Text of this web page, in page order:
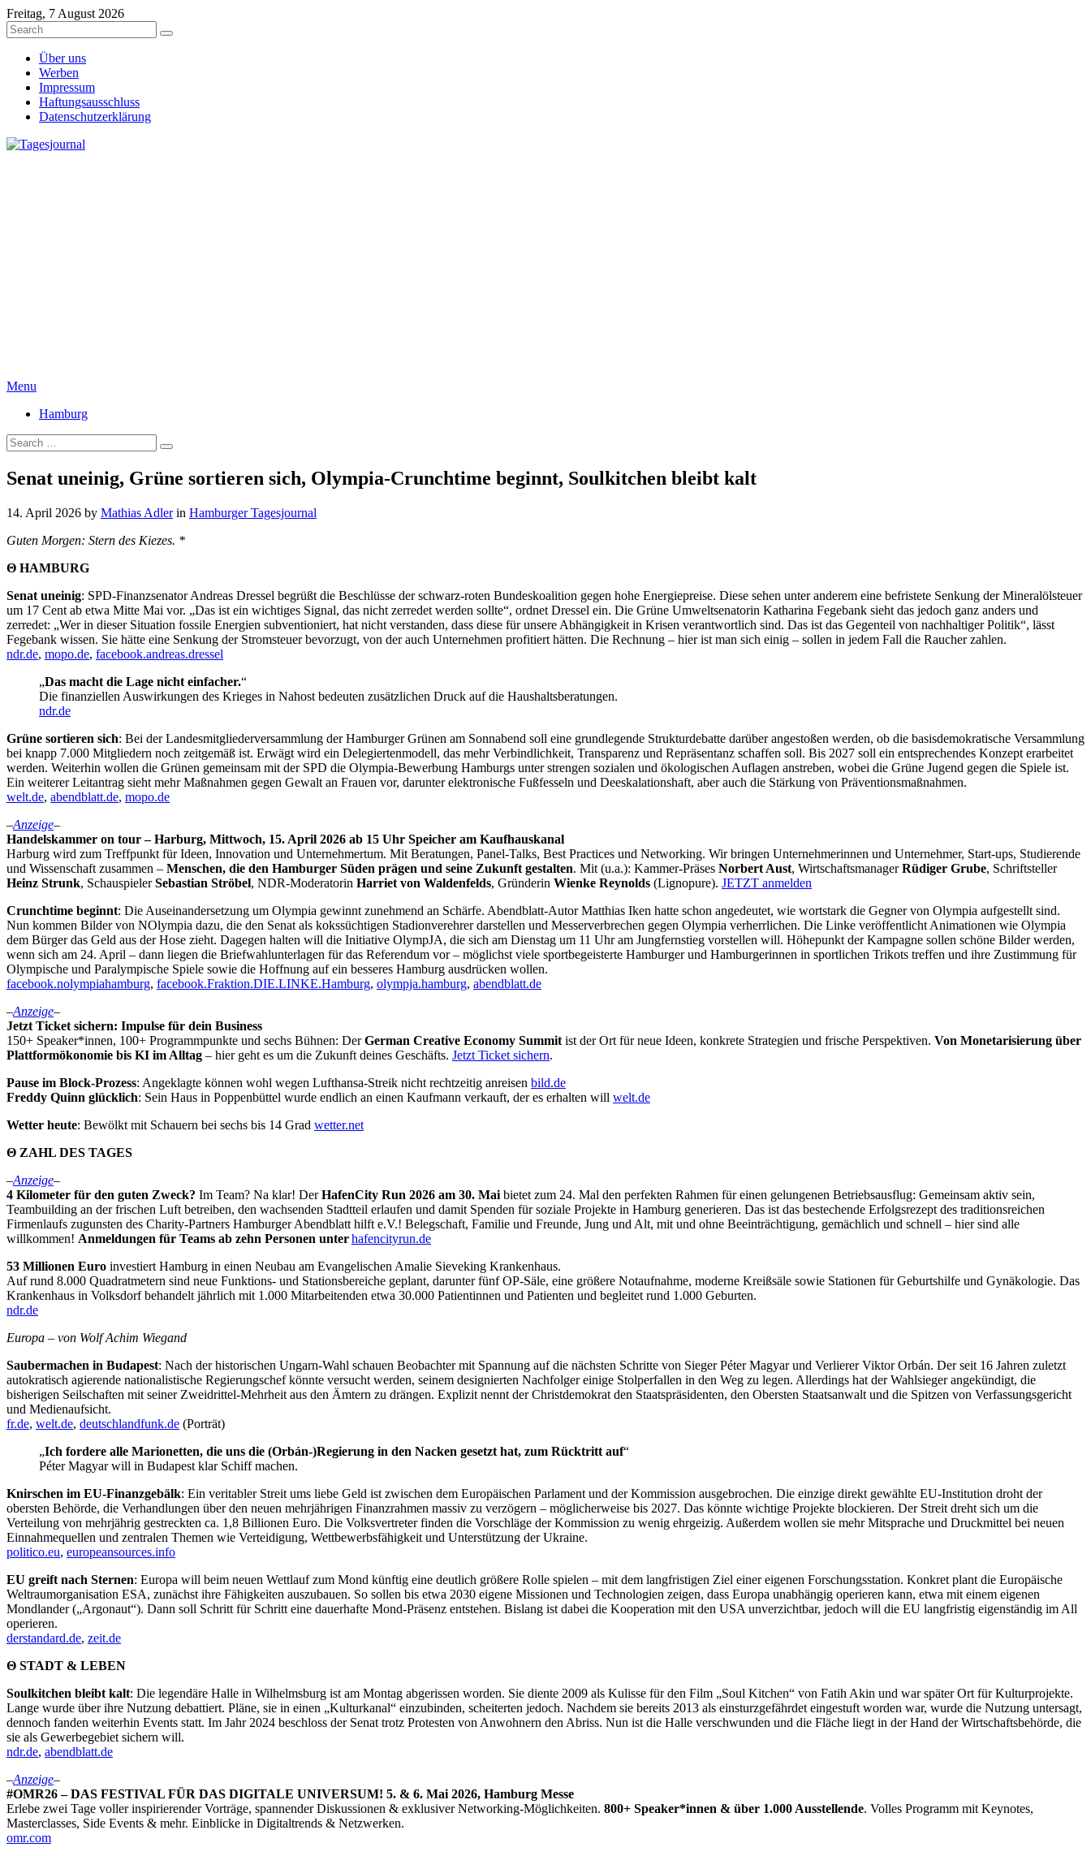
Freitag, 7 August 2026
Über uns
Werben
Impressum
Haftungsausschluss
Datenschutzerklärung
Menu
Hamburg
Senat uneinig, Grüne sortieren sich, Olympia-Crunchtime beginnt, Soulkitchen bleibt kalt
14. April 2026 by Mathias Adler in Hamburger Tagesjournal
Guten Morgen: Stern des Kiezes. *
Θ HAMBURG
Senat uneinig: SPD-Finanzsenator Andreas Dressel begrüßt die Beschlüsse der schwarz-roten Bundeskoalition gegen hohe Energiepreise. Diese sehen unter anderem eine befristete Senkung der Mineralölsteuer
um 17 Cent ab etwa Mitte Mai vor. „Das ist ein wichtiges Signal, das nicht zerredet werden sollte“, ordnet Dressel ein. Die Grüne Umweltsenatorin Katharina Fegebank sieht das jedoch ganz anders und
zerredet: „Wer in dieser Situation fossile Energien subventioniert, hat nicht verstanden, dass diese für unsere Abhängigkeit in Krisen verantwortlich sind. Das ist das Gegenteil von nachhaltiger Politik“, lässt
Fegebank wissen. Sie hätte eine Senkung der Stromsteuer bevorzugt, von der auch Unternehmen profitiert hätten. Die Rechnung – hier ist man sich einig – sollen in jedem Fall die Raucher zahlen.
ndr.de, mopo.de, facebook.andreas.dressel
„Das macht die Lage nicht einfacher.“
Die finanziellen Auswirkungen des Krieges in Nahost bedeuten zusätzlichen Druck auf die Haushaltsberatungen.
ndr.de
Grüne sortieren sich: Bei der Landesmitgliederversammlung der Hamburger Grünen am Sonnabend soll eine grundlegende Strukturdebatte darüber angestoßen werden, ob die basisdemokratische Versammlung
bei knapp 7.000 Mitgliedern noch zeitgemäß ist. Erwägt wird ein Delegiertenmodell, das mehr Verbindlichkeit, Transparenz und Repräsentanz schaffen soll. Bis 2027 soll ein entsprechendes Konzept erarbeitet
werden. Weiterhin wollen die Grünen gemeinsam mit der SPD die Olympia-Bewerbung Hamburgs unter strengen sozialen und ökologischen Auflagen anstreben, wobei die Grüne Jugend gegen die Spiele ist.
Ein weiterer Leitantrag sieht mehr Maßnahmen gegen Gewalt an Frauen vor, darunter elektronische Fußfesseln und Deeskalationshaft, aber auch die Stärkung von Präventionsmaßnahmen.
welt.de, abendblatt.de, mopo.de
–Anzeige–
Handelskammer on tour – Harburg, Mittwoch, 15. April 2026 ab 15 Uhr Speicher am Kaufhauskanal
Harburg wird zum Treffpunkt für Ideen, Innovation und Unternehmertum. Mit Beratungen, Panel-Talks, Best Practices und Networking. Wir bringen Unternehmerinnen und Unternehmer, Start-ups, Studierende
und Wissenschaft zusammen – Menschen, die den Hamburger Süden prägen und seine Zukunft gestalten. Mit (u.a.): Kammer-Präses Norbert Aust, WirtschaftsmanagerRüdiger Grube, Schriftsteller
Heinz Strunk, SchauspielerSebastian Ströbel, NDR-Moderatorin Harriet von Waldenfelds, Gründerin Wienke Reynolds (Lignopure). JETZT anmelden
Crunchtime beginnt: Die Auseinandersetzung um Olympia gewinnt zunehmend an Schärfe. Abendblatt-Autor Matthias Iken hatte schon angedeutet, wie wortstark die Gegner von Olympia aufgestellt sind.
Nun kommen Bilder von NOlympia dazu, die den Senat als kokssüchtigen Stadionverehrer darstellen und Messerverbrechen gegen Olympia verherrlichen. Die Linke veröffentlicht Animationen wie Olympia
dem Bürger das Geld aus der Hose zieht. Dagegen halten will die Initiative OlympJA, die sich am Dienstag um 11 Uhr am Jungfernstieg vorstellen will. Höhepunkt der Kampagne sollen schöne Bilder werden,
wenn sich am 24. April – dann liegen die Briefwahlunterlagen für das Referendum vor – möglichst viele sportbegeisterte Hamburger und Hamburgerinnen in sportlichen Trikots treffen und ihre Zustimmung für
Olympische und Paralympische Spiele sowie die Hoffnung auf ein besseres Hamburg ausdrücken wollen.
facebook.nolympiahamburg, facebook.Fraktion.DIE.LINKE.Hamburg, olympja.hamburg, abendblatt.de
–Anzeige–
Jetzt Ticket sichern: Impulse für dein Business
150+ Speaker*innen, 100+ Programmpunkte und sechs Bühnen: DerGerman Creative Economy Summit ist der Ort für neue Ideen, konkrete Strategien und frische Perspektiven. Von Monetarisierung über
Plattformökonomie bis KI im Alltag – hier geht es um die Zukunft deines Geschäfts. Jetzt Ticket sichern.
Pause im Block-Prozess: Angeklagte können wohl wegen Lufthansa-Streik nicht rechtzeitig anreisen bild.de
Freddy Quinn glücklich: Sein Haus in Poppenbüttel wurde endlich an einen Kaufmann verkauft, der es erhalten will welt.de
Wetter heute: Bewölkt mit Schauern bei sechs bis 14 Grad wetter.net
Θ ZAHL DES TAGES
–Anzeige–
4 Kilometer für den guten Zweck? Im Team? Na klar! DerHafenCity Run 2026 am 30. Mai bietet zum 24. Mal den perfekten Rahmen für einen gelungenen Betriebsausflug: Gemeinsam aktiv sein,
Teambuilding an der frischen Luft betreiben, den wachsenden Stadtteil erlaufen und damit Spenden für soziale Projekte in Hamburg generieren. Das ist das bestechende Erfolgsrezept des traditionsreichen
Firmenlaufs zugunsten des Charity-Partners Hamburger Abendblatt hilft e.V.! Belegschaft, Familie und Freunde, Jung und Alt, mit und ohne Beeinträchtigung, gemächlich und schnell – hier sind alle
willkommen! Anmeldungen für Teams ab zehn Personen unterhafencityrun.de
53 Millionen Euro investiert Hamburg in einen Neubau am Evangelischen Amalie Sieveking Krankenhaus.
Auf rund 8.000 Quadratmetern sind neue Funktions- und Stationsbereiche geplant, darunter fünf OP-Säle, eine größere Notaufnahme, moderne Kreißsäle sowie Stationen für Geburtshilfe und Gynäkologie. Das
Krankenhaus in Volksdorf behandelt jährlich mit 1.000 Mitarbeitenden etwa 30.000 Patientinnen und Patienten und begleitet rund 1.000 Geburten.
ndr.de
Europa – von Wolf Achim Wiegand
Saubermachen in Budapest: Nach der historischen Ungarn-Wahl schauen Beobachter mit Spannung auf die nächsten Schritte von Sieger Péter Magyar und Verlierer Viktor Orbán. Der seit 16 Jahren zuletzt
autokratisch agierende nationalistische Regierungschef könnte versucht werden, seinem designierten Nachfolger einige Stolperfallen in den Weg zu legen. Allerdings hat der Wahlsieger angekündigt, die
bisherigen Seilschaften mit seiner Zweidrittel-Mehrheit aus den Ämtern zu drängen. Explizit nennt der Christdemokrat den Staatspräsidenten, den Obersten Staatsanwalt und die Spitzen von Verfassungsgericht
und Medienaufsicht.
fr.de, welt.de, deutschlandfunk.de (Porträt)
„Ich fordere alle Marionetten, die uns die (Orbán-)Regierung in den Nacken gesetzt hat, zum Rücktritt auf“
Péter Magyar will in Budapest klar Schiff machen.
Knirschen im EU-Finanzgebälk: Ein veritabler Streit ums liebe Geld ist zwischen dem Europäischen Parlament und der Kommission ausgebrochen. Die einzige direkt gewählte EU-Institution droht der
obersten Behörde, die Verhandlungen über den neuen mehrjährigen Finanzrahmen massiv zu verzögern – möglicherweise bis 2027. Das könnte wichtige Projekte blockieren. Der Streit dreht sich um die
Verteilung von mehrjährig gestreckten ca. 1,8 Billionen Euro. Die Volksvertreter finden die Vorschläge der Kommission zu wenig ehrgeizig. Außerdem wollen sie mehr Mitsprache und Druckmittel bei neuen
Einnahmequellen und zentralen Themen wie Verteidigung, Wettbewerbsfähigkeit und Unterstützung der Ukraine.
politico.eu, europeansources.info
EU greift nach Sternen: Europa will beim neuen Wettlauf zum Mond künftig eine deutlich größere Rolle spielen – mit dem langfristigen Ziel einer eigenen Forschungsstation. Konkret plant die Europäische
Weltraumorganisation ESA, zunächst ihre Fähigkeiten auszubauen. So sollen bis etwa 2030 eigene Missionen und Technologien zeigen, dass Europa unabhängig operieren kann, etwa mit einem eigenen
Mondlander („Argonaut“). Dann soll Schritt für Schritt eine dauerhafte Mond-Präsenz entstehen. Bislang ist dabei die Kooperation mit den USA unverzichtbar, jedoch will die EU langfristig eigenständig im All
operieren.
derstandard.de, zeit.de
Θ STADT & LEBEN
Soulkitchen bleibt kalt: Die legendäre Halle in Wilhelmsburg ist am Montag abgerissen worden. Sie diente 2009 als Kulisse für den Film „Soul Kitchen“ von Fatih Akin und war später Ort für Kulturprojekte.
Lange wurde über ihre Nutzung debattiert. Pläne, sie in einen „Kulturkanal“ einzubinden, scheiterten jedoch. Nachdem sie bereits 2013 als einsturzgefährdet eingestuft worden war, wurde die Nutzung untersagt,
dennoch fanden weiterhin Events statt. Im Jahr 2024 beschloss der Senat trotz Protesten von Anwohnern den Abriss. Nun ist die Halle verschwunden und die Fläche liegt in der Hand der Wirtschaftsbehörde, die
sie als Gewerbegebiet sichern will.
ndr.de, abendblatt.de
–Anzeige–
#OMR26 – DAS FESTIVAL FÜR DAS DIGITALE UNIVERSUM! 5. & 6. Mai 2026, Hamburg Messe
Erlebe zwei Tage voller inspirierender Vorträge, spannender Diskussionen & exklusiver Networking-Möglichkeiten. 800+ Speaker*innen & über 1.000 Ausstellende. Volles Programm mit Keynotes,
Masterclasses, Side Events & mehr. Einblicke in Digitaltrends & Netzwerken.
omr.com